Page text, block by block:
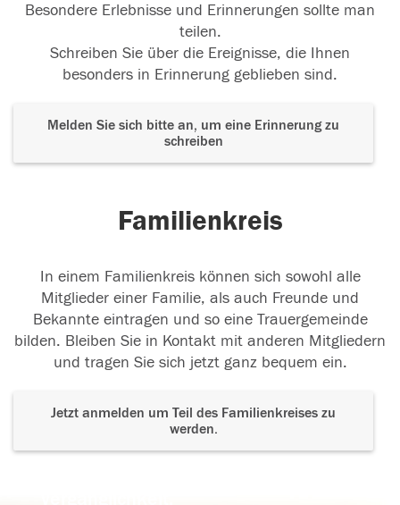
Besondere Erlebnisse und Erinnerungen sollte man
teilen.
Schreiben Sie über die Ereignisse, die Ihnen
besonders in Erinnerung geblieben sind.
Melden Sie sich bitte an, um eine Erinnerung zu
schreiben
Familienkreis
In einem Familienkreis können sich sowohl alle
Mitglieder einer Familie, als auch Freunde und
Bekannte eintragen und so eine Trauergemeinde
bilden. Bleiben Sie in Kontakt mit anderen Mitgliedern
und tragen Sie sich jetzt ganz bequem ein.
Jetzt anmelden um Teil des Familienkreises zu
werden.